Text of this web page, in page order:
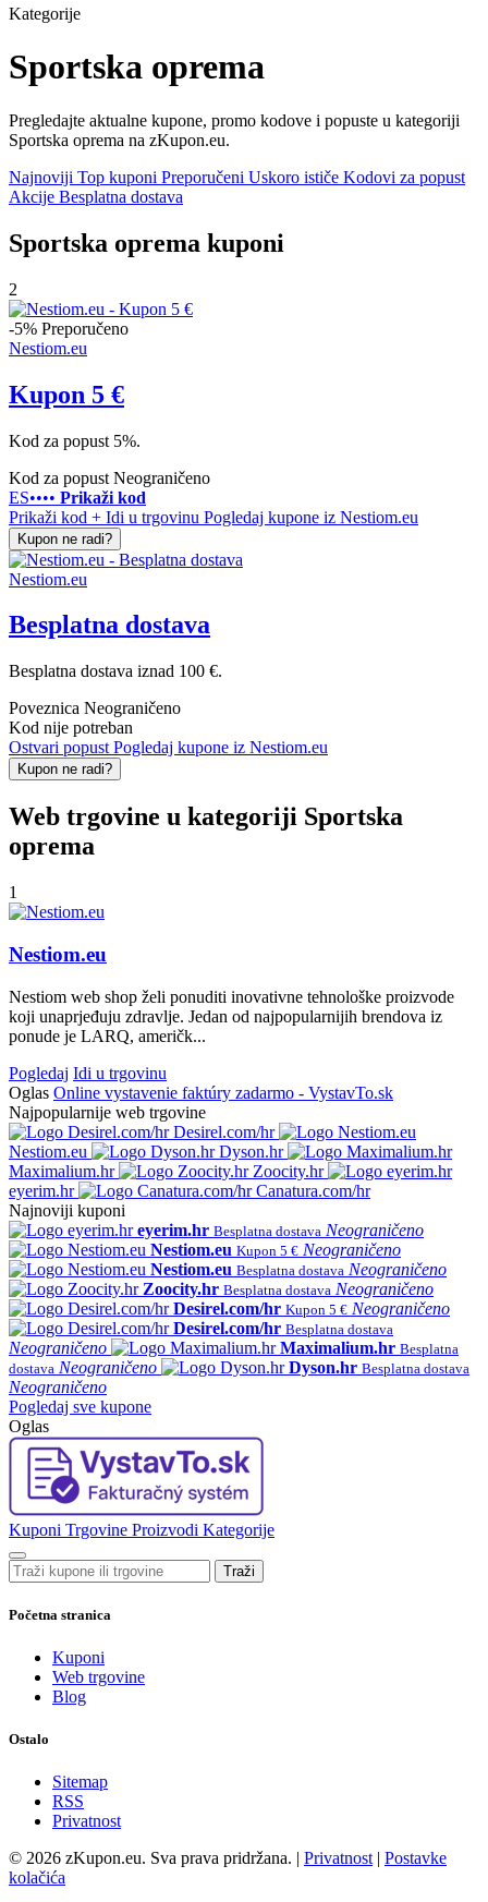
Kategorije
Sportska oprema
Pregledajte aktualne kupone, promo kodove i popuste u kategoriji
Sportska oprema na zKupon.eu.
Najnoviji Top kuponi Preporučeni Uskoro ističe Kodovi za popust
Akcije Besplatna dostava
Sportska oprema kuponi
2
-5% Preporučeno
Nestiom.eu
Kupon 5 €
Kod za popust 5%.
Kod za popust Neograničeno
ES•••• Prikaži kod
Prikaži kod + Idi u trgovinu Pogledaj kupone iz Nestiom.eu
Kupon ne radi?
Nestiom.eu
Besplatna dostava
Besplatna dostava iznad 100 €.
Poveznica Neograničeno
Kod nije potreban
Ostvari popust Pogledaj kupone iz Nestiom.eu
Kupon ne radi?
Web trgovine u kategoriji Sportska
oprema
1
Nestiom.eu
Nestiom web shop želi ponuditi inovativne tehnološke proizvode
koji unaprjeđuju zdravlje. Jedan od najpopularnijih brendova iz
ponude je LARQ, američk...
Pogledaj Idi u trgovinu
Oglas Online vystavenie faktúry zadarmo - VystavTo.sk
Najpopularnije web trgovine
Desirel.com/hr
Nestiom.eu
Dyson.hr
Maximalium.hr
Zoocity.hr
eyerim.hr
Canatura.com/hr
Najnoviji kuponi
eyerim.hr Besplatna dostava Neograničeno
Nestiom.eu Kupon 5 € Neograničeno
Nestiom.eu Besplatna dostava Neograničeno
Zoocity.hr Besplatna dostava Neograničeno
Desirel.com/hr Kupon 5 € Neograničeno
Desirel.com/hr Besplatna dostava
Neograničeno Maximalium.hr Besplatna
dostava Neograničeno Dyson.hr Besplatna dostava
Neograničeno
Pogledaj sve kupone
Oglas
Kuponi Trgovine Proizvodi Kategorije
Traži
Početna stranica
Kuponi
Web trgovine
Blog
Ostalo
Sitemap
RSS
Privatnost
© 2026 zKupon.eu. Sva prava pridržana. | Privatnost | Postavke
kolačića